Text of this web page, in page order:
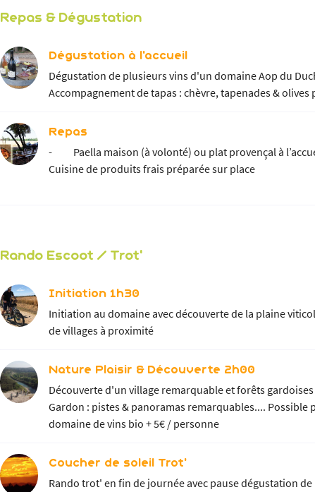
Repas & Dégustation
Dégustation à l'accueil
Dégustation de plusieurs vins d'un domaine Aop du
Accompagnement de tapas : chèvre, tapenades &
Repas
- Paella maison (à volonté) ou plat provençal à
Cuisine de produits frais préparée sur place
Rando Escoot / Trot'
Initiation 1h30
Initiation au domaine avec découverte de la plaine
de villages à proximité
Nature Plaisir & Découverte 2h00
Découverte d'un village remarquable et forêts
Gardon : pistes & panoramas remarquables.... Possible
domaine de vins bio + 5€ / personne
Coucher de soleil Trot'
Rando trot' en fin de journée avec pause dégustation